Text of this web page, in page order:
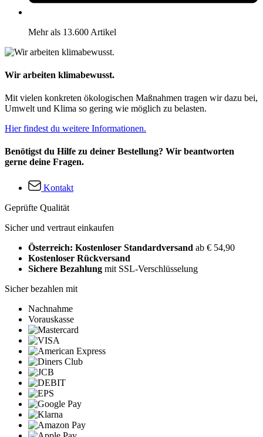
Mehr als 13.600 Artikel
Wir arbeiten klimabewusst.
Mit vielen konkreten ökologischen Maßnahmen tragen wir dazu bei,
Umwelt und Klima so gering wie möglich zu belasten.
Hier findest du weitere Informationen.
Benötigst du Hilfe zu deiner Bestellung? Wir beantworten
gerne deine Fragen.
Kontakt
Geprüfte Qualität
Sicher und vertraut einkaufen
Österreich: Kostenloser Standardversand ab € 54,90
Kostenloser Rückversand
Sichere Bezahlung mit SSL-Verschlüsselung
Sicher bezahlen mit
Nachnahme
Vorauskasse